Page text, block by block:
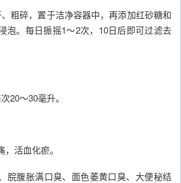
粗碎，置于洁净容器中，再添加红砂糖和
泡。每日振摇1～2次，10日后即可过滤去
20～30毫升。
活血化瘀。
脘腹胀满口臭、面色萎黄口臭、大便秘结